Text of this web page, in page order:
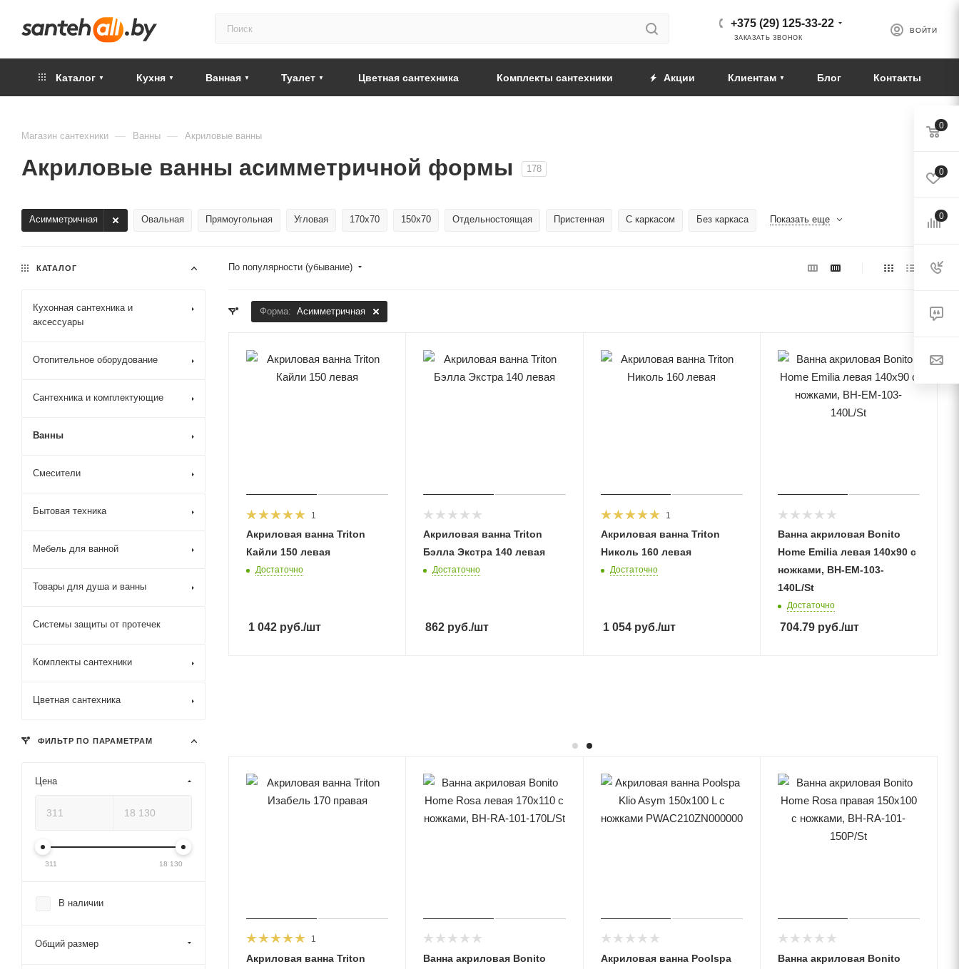
ВОЙТИ
+375 (29) 125-33-22
ЗАКАЗАТЬ ЗВОНОК
Каталог Кухня Ванная Туалет Цветная сантехника Комплекты сантехники Акции Клиентам Блог Контакты
Магазин сантехники — Ванны — Акриловые ванны
Акриловые ванны асимметричной формы 178
Асимметричная Овальная Прямоугольная Угловая 170x70 150x70 Отдельностоящая Пристенная С каркасом Без каркаса Показать еще
По популярности (убывание)
Форма: Асимметричная
1
Акриловая ванна Triton
Кайли 150 левая
Достаточно
1 042 руб./шт
Акриловая ванна Triton
Бэлла Экстра 140 левая
Достаточно
862 руб./шт
1
Акриловая ванна Triton
Николь 160 левая
Достаточно
1 054руб./шт
Ванна акриловая Bonito
Home Emilia левая 140х90 с
ножками, BH-EM-103-
140L/St
Достаточно
704.79руб./шт
1
Акриловая ванна Triton
Ванна акриловая Bonito
Акриловая ванна Poolspa
Ванна акриловая Bonito
КАТАЛОГ
Кухонная сантехника и
аксессуары
Отопительное оборудование
Сантехника и комплектующие
Ванны
Смесители
Бытовая техника
Мебель для ванной
Товары для душа и ванны
Системы защиты от протечек
Комплекты сантехники
Цветная сантехника
ФИЛЬТР ПО ПАРАМЕТРАМ
Цена
311 18 130
В наличии
Общий размер
0
0
0